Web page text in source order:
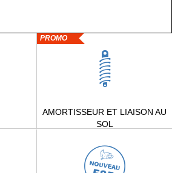
PROMO
AMORTISSEUR ET LIAISON AU
SOL